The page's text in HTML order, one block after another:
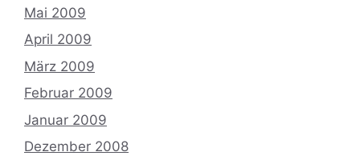
Mai 2009
April 2009
März 2009
Februar 2009
Januar 2009
Dezember 2008